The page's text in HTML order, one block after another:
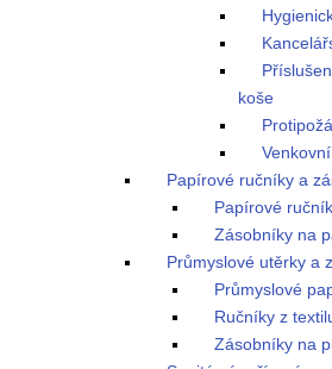
koše
Papírové ručníky a
Papírové
Zásobníky na
Průmyslové utěrky a
Průmyslové
Ručníky z
Zásobníky na